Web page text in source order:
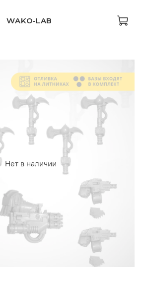
WAKO-LAB
Нет в наличии